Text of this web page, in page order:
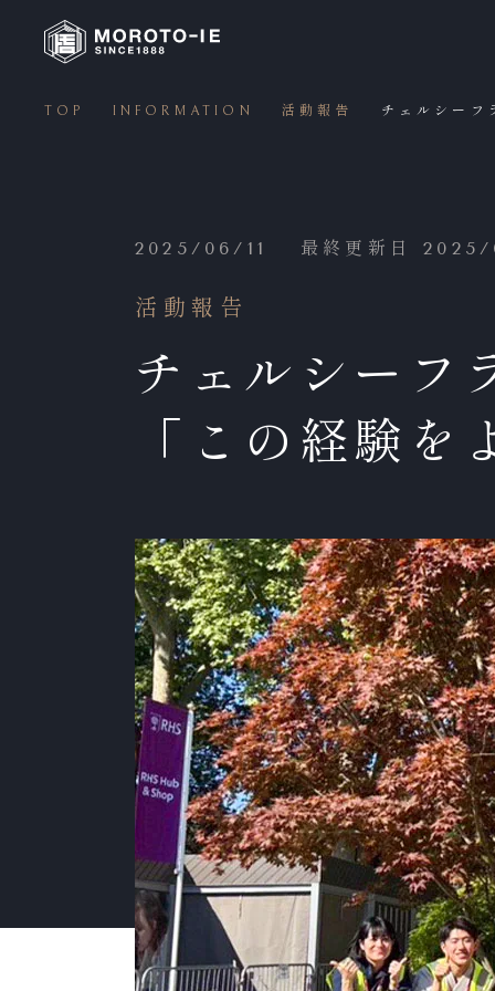
TOP INFORMATION 活動報告 チェルシーフ
2025/06/11 最終更新日
活動報告
チェルシーフ
「この経験